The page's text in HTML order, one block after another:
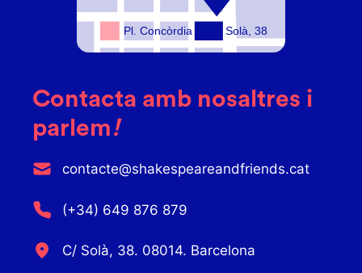
Contacta amb nosaltres i
parlem!
contacte@shakespeareandfriends.cat
(+34) 649 876 879
C/ Solà, 38. 08014. Barcelona